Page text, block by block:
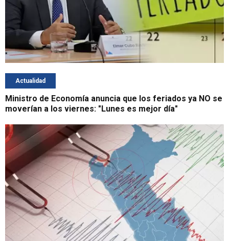
Actualidad
Ministro de Economía anuncia que los feriados ya NO se
moverían a los viernes: "Lunes es mejor día"